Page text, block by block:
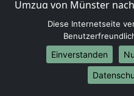
Umzug von Münster
Umzug von Münster
Umzug von Münster
Umzug von Münster
Umzug von Münster
Umzug von Münster
Diese Internetseite
Einverstanden